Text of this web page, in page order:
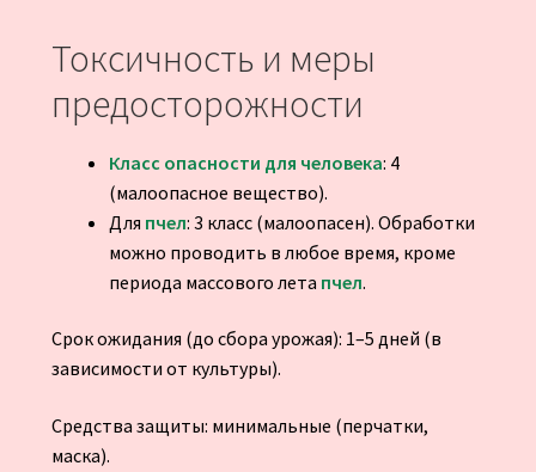
Токсичность и меры
предосторожности
Класс опасности для человека: 4
(малоопасное вещество).
Для пчел: 3 класс (малоопасен). Обработки
можно проводить в любое время, кроме
периода массового лета пчел.
Срок ожидания (до сбора урожая): 1–5 дней (в
зависимости от культуры).
Средства защиты: минимальные (перчатки,
маска).